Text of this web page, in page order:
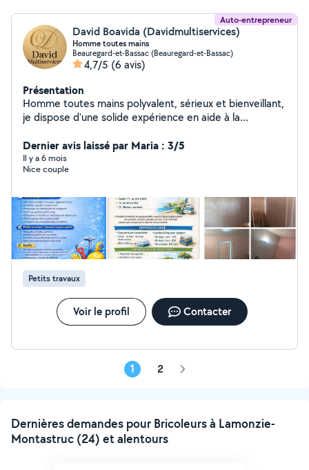
Auto-entrepreneur
David Boavida (Davidmultiservices)
Homme toutes mains
Beauregard-et-Bassac (Beauregard-et-Bassac)
4,7/5 (6 avis)
Présentation
Homme toutes mains polyvalent, sérieux et bienveillant,
je dispose d'une solide expérience en aide à la
compagne, ancienne responsable ménage en camping 4
étoiles, nous avons créé David Multiservices et
travaillons aujourd'hui en binôme. Habitués aux locations
pour particuliers, nous intervenons avec réactivité et
sérieux. Nos prestations : nettoyage professionnel
(logements, fin de chantier, extrême Diogène),
entretien de maisons et appartements, gestion du linge,
conciergerie, check-in / check-out, petits travaux et
maintenance (habilitation électrique), tapisserie,
déménagements / emménagements, nettoyage de
tombes, entretien intérieur et extérieur (tonte,
débroussaillage, piscine) et travaux divers.
Déplacements rapides dans les environs. Un seul
serons ravis de vous rendre service.
Dernier avis laissé par Maria : 3/5
Il y a 6 mois
Nice couple
Petits travaux
Voir le profil Contacter
1 2 Page
Dernières demandes pour Bricoleurs à Lamonzie-
Montastruc (24) et alentours